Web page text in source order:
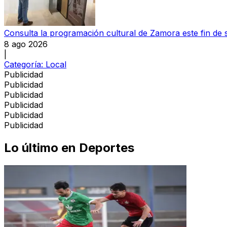
Consulta la programación cultural de Zamora este fin de
8 ago 2026
Categoría: Local
Publicidad
Publicidad
Publicidad
Publicidad
Publicidad
Publicidad
Lo último en Deportes